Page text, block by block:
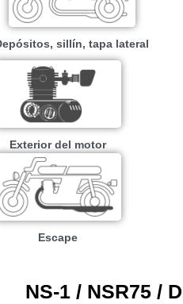
sillín, tapa lateral
Exterior del motor
Escape
NS-1 / NSR75 /